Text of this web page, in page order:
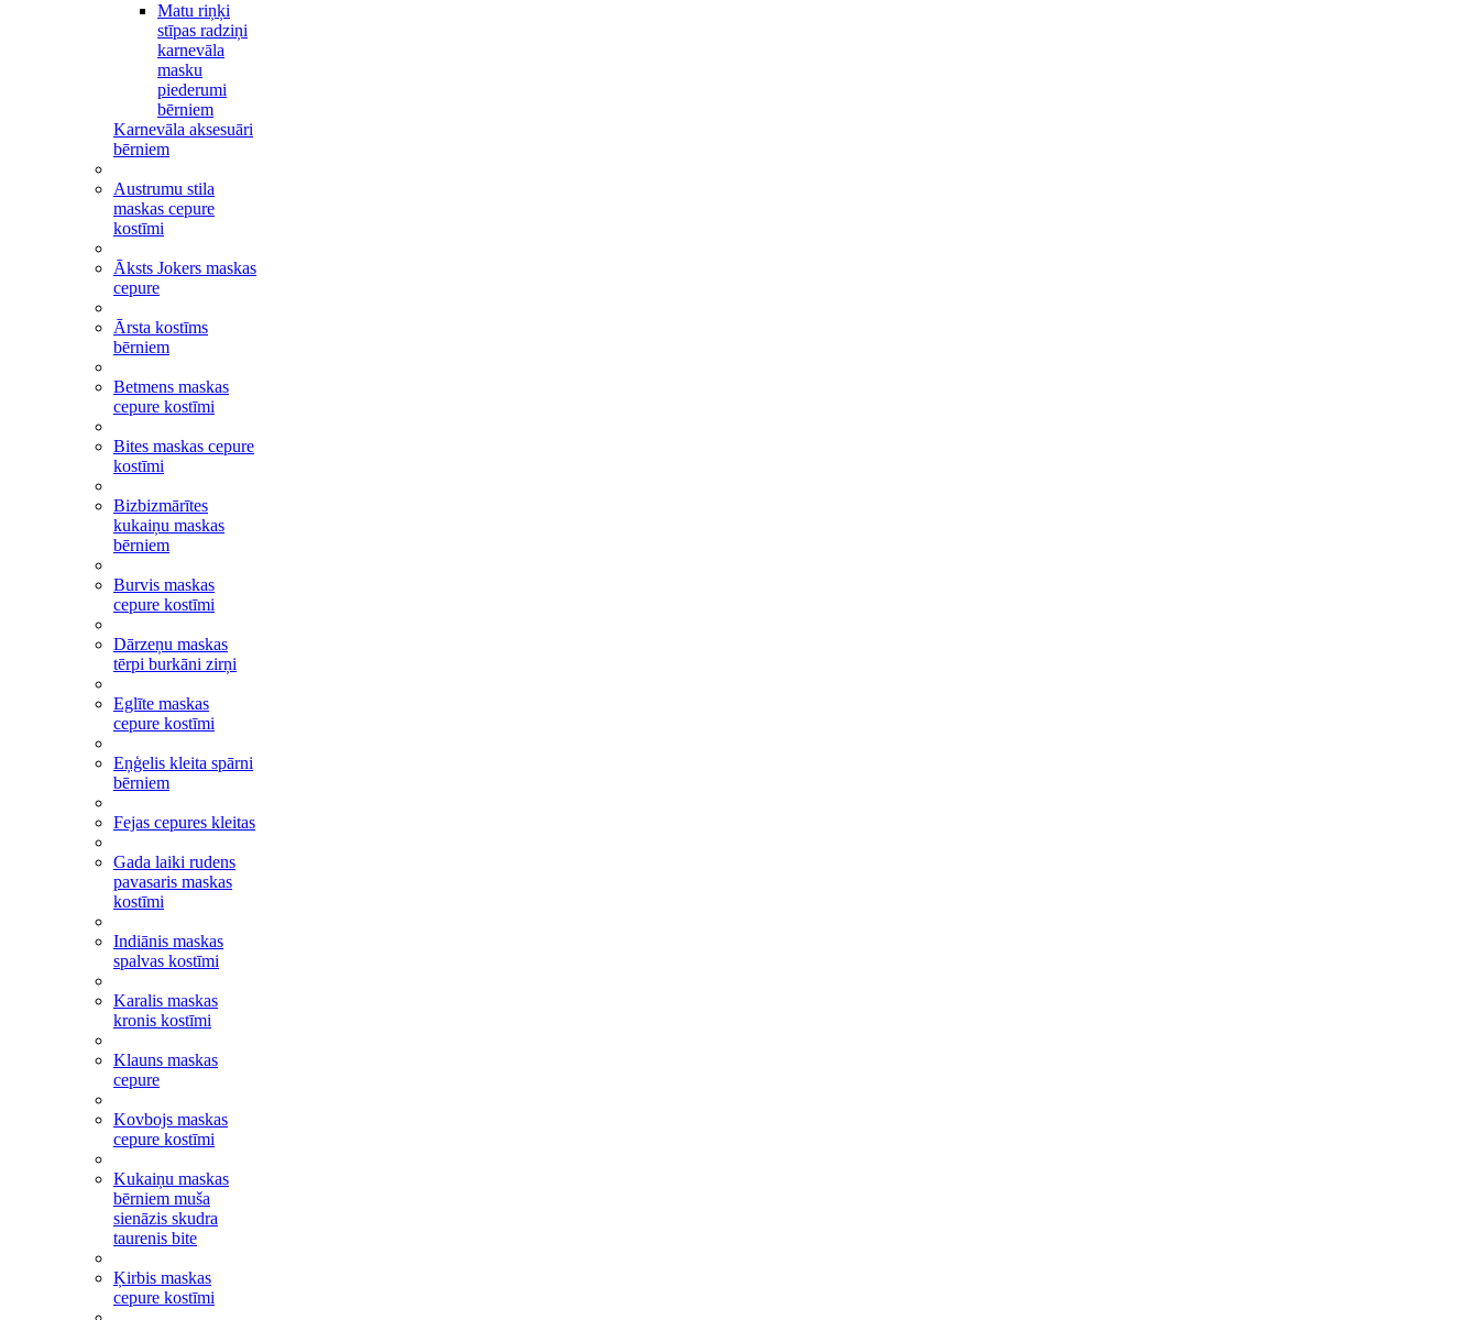
Matu riņķi
stīpas radziņi
karnevāla
masku
piederumi
bērniem
Karnevāla aksesuāri
bērniem
Austrumu stila
maskas cepure
kostīmi
Āksts Jokers maskas
cepure
Ārsta kostīms
bērniem
Betmens maskas
cepure kostīmi
Bites maskas cepure
kostīmi
Bizbizmārītes
kukaiņu maskas
bērniem
Burvis maskas
cepure kostīmi
Dārzeņu maskas
tērpi burkāni zirņi
Eglīte maskas
cepure kostīmi
Eņģelis kleita spārni
bērniem
Fejas cepures kleitas
Gada laiki rudens
pavasaris maskas
kostīmi
Indiānis maskas
spalvas kostīmi
Karalis maskas
kronis kostīmi
Klauns maskas
cepure
Kovbojs maskas
cepure kostīmi
Kukaiņu maskas
bērniem muša
sienāzis skudra
taurenis bite
Ķirbis maskas
cepure kostīmi